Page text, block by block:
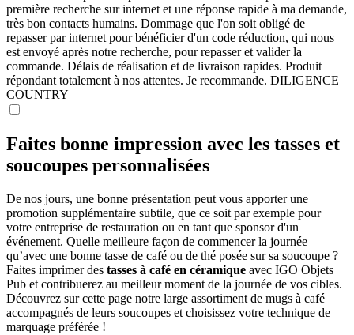
première recherche sur internet et une réponse rapide à ma demande,
très bon contacts humains. Dommage que l'on soit obligé de
repasser par internet pour bénéficier d'un code réduction, qui nous
est envoyé après notre recherche, pour repasser et valider la
commande. Délais de réalisation et de livraison rapides. Produit
répondant totalement à nos attentes. Je recommande. DILIGENCE
COUNTRY
Faites bonne impression avec les tasses et
soucoupes personnalisées
De nos jours, une bonne présentation peut vous apporter une
promotion supplémentaire subtile, que ce soit par exemple pour
votre entreprise de restauration ou en tant que sponsor d'un
événement. Quelle meilleure façon de commencer la journée
qu’avec une bonne tasse de café ou de thé posée sur sa soucoupe ?
Faites imprimer des tasses à café en céramique avec IGO Objets
Pub et contribuerez au meilleur moment de la journée de vos cibles.
Découvrez sur cette page notre large assortiment de mugs à café
accompagnés de leurs soucoupes et choisissez votre technique de
marquage préférée !